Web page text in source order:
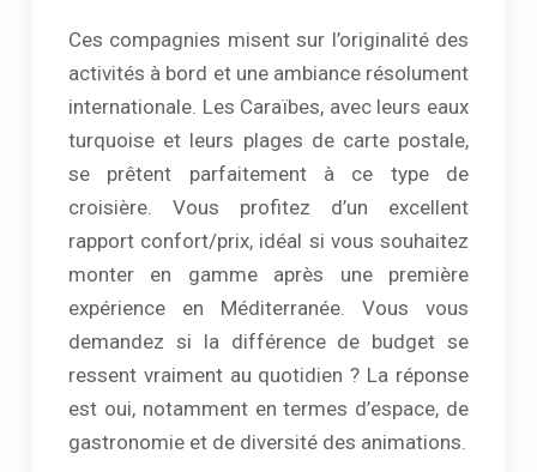
Ces compagnies misent sur l’originalité des
activités à bord et une ambiance résolument
internationale. Les Caraïbes, avec leurs eaux
turquoise et leurs plages de carte postale,
se prêtent parfaitement à ce type de
croisière. Vous profitez d’un excellent
rapport confort/prix, idéal si vous souhaitez
monter en gamme après une première
expérience en Méditerranée. Vous vous
demandez si la différence de budget se
ressent vraiment au quotidien ? La réponse
est oui, notamment en termes d’espace, de
gastronomie et de diversité des animations.